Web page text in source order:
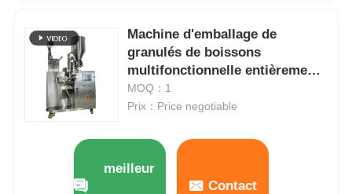
À la maison
Produits
À propos de nous
Machine d'emballage de
granulés de boissons
multifonctionnelle entièrement
automatique 1-500g
MOQ：1
Prix：Price negotiable
meilleur
Contact